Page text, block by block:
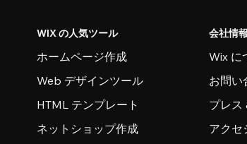
WIX の人気ツール
ホームページ作成
Web デザインツール
HTML テンプレート
ネットショップ作成
会社情報
Wix に
お問い
プレス
アクセ